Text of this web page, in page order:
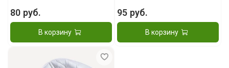
80 руб.
В корзину
95 руб.
В корзину